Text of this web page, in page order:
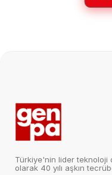
Türkiye'nin lider teknoloji
olarak 40 yılı aşkın